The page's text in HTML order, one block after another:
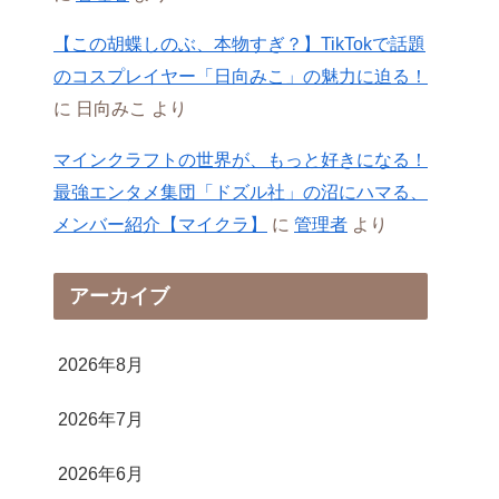
【この胡蝶しのぶ、本物すぎ？】TikTokで話題
のコスプレイヤー「日向みこ」の魅力に迫る！
に 日向みこ より
マインクラフトの世界が、もっと好きになる！
最強エンタメ集団「ドズル社」の沼にハマる、
メンバー紹介【マイクラ】
に 管理者 より
アーカイブ
2026年8月
2026年7月
2026年6月